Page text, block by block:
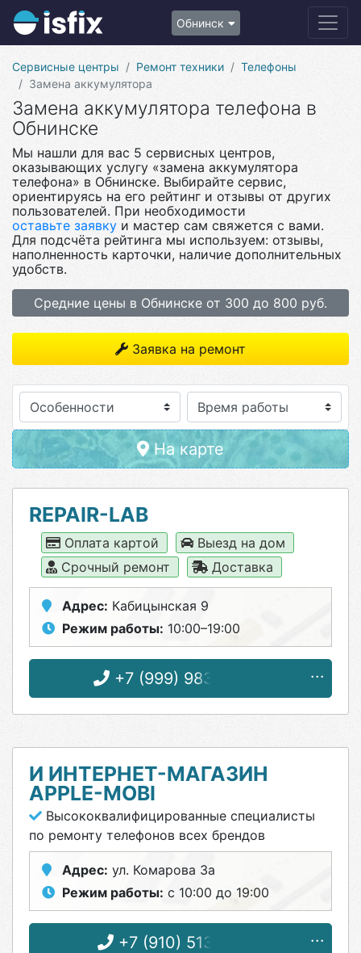
Обнинск
Сервисные центры Ремонт техники
Телефоны
Замена аккумулятора
Замена аккумулятора телефона в
Обнинске
Мы нашли для вас 5 сервисных центров,
оказывающих услугу «замена аккумулятора
телефона» в Обнинске. Выбирайте сервис,
ориентируясь на его рейтинг и отзывы от других
пользователей. При необходимости
оставьте заявку и мастер сам свяжется с вами.
Для подсчёта рейтинга мы используем: отзывы,
наполненность карточки, наличие дополнительных
удобств.
Средние цены в Обнинске от 300 до 800 руб.
Заявка на ремонт
Особенности
На карте
REPAIR-LAB
Оплата картой
Выезд на дом
Срочный ремонт
Доставка
Адрес: Кабицынская 9
Режим работы: 10:00–19:00
+7 (999) 983-73-53
И ИНТЕРНЕТ-МАГАЗИН
APPLE-MOBI
Высококвалифицированные специалисты
по ремонту телефонов всех брендов
Адрес: ул. Комарова 3а
Режим работы: с 10:00 до 19:00
+7 (910) 513-11-44